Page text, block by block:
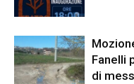
Fanelli
di